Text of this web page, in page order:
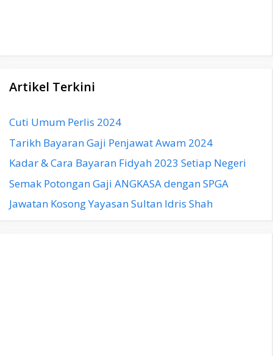
Artikel Terkini
Cuti Umum Perlis 2024
Tarikh Bayaran Gaji Penjawat Awam 2024
Kadar & Cara Bayaran Fidyah 2023 Setiap Negeri
Semak Potongan Gaji ANGKASA dengan SPGA
Jawatan Kosong Yayasan Sultan Idris Shah